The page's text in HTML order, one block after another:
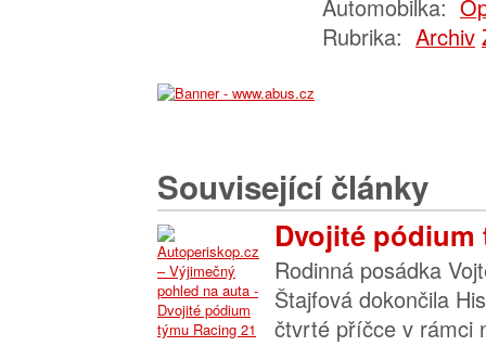
Automobilka:
Rubrika: Archiv
Související články
Dvojité pódium
Rodinná posádka
Štajfová dokončila
čtvrté příčce v rámci